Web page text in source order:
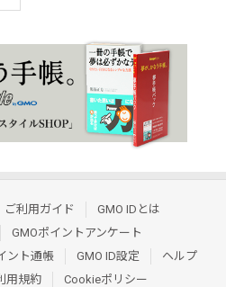
ご利用ガイド
GMO IDとは
GMOポイントアンケート
ント通帳 GMO ID設定
ヘルプ
用規約
Cookieポリシー